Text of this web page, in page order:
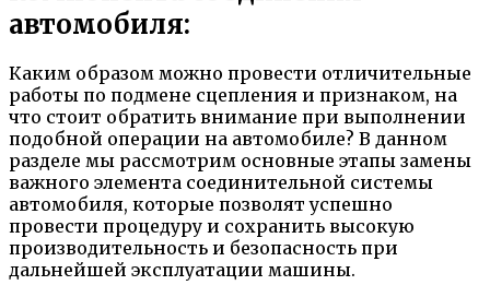
автомобиля:
Каким образом можно провести отличительные
работы по подмене сцепления и признаком, на
что стоит обратить внимание при выполнении
подобной операции на автомобиле? В данном
разделе мы рассмотрим основные этапы замены
важного элемента соединительной системы
автомобиля, которые позволят успешно
провести процедуру и сохранить высокую
производительность и безопасность при
дальнейшей эксплуатации машины.